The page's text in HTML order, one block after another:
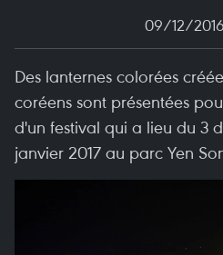
09/12/
Des lanternes colorées
coréens sont présentées
d'un festival qui a lieu du 3
janvier 2017 au parc Yen